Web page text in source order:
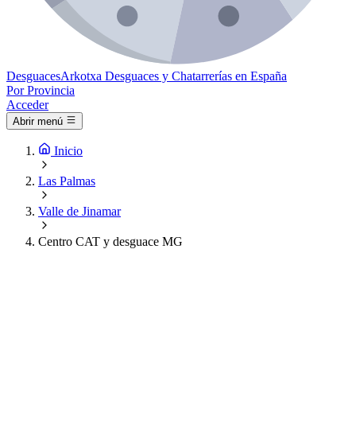
DesguacesArkotxa Desguaces y Chatarrerías en España
Por Provincia
Acceder
Abrir menú
Inicio
Las Palmas
Valle de Jinamar
Centro CAT y desguace MG